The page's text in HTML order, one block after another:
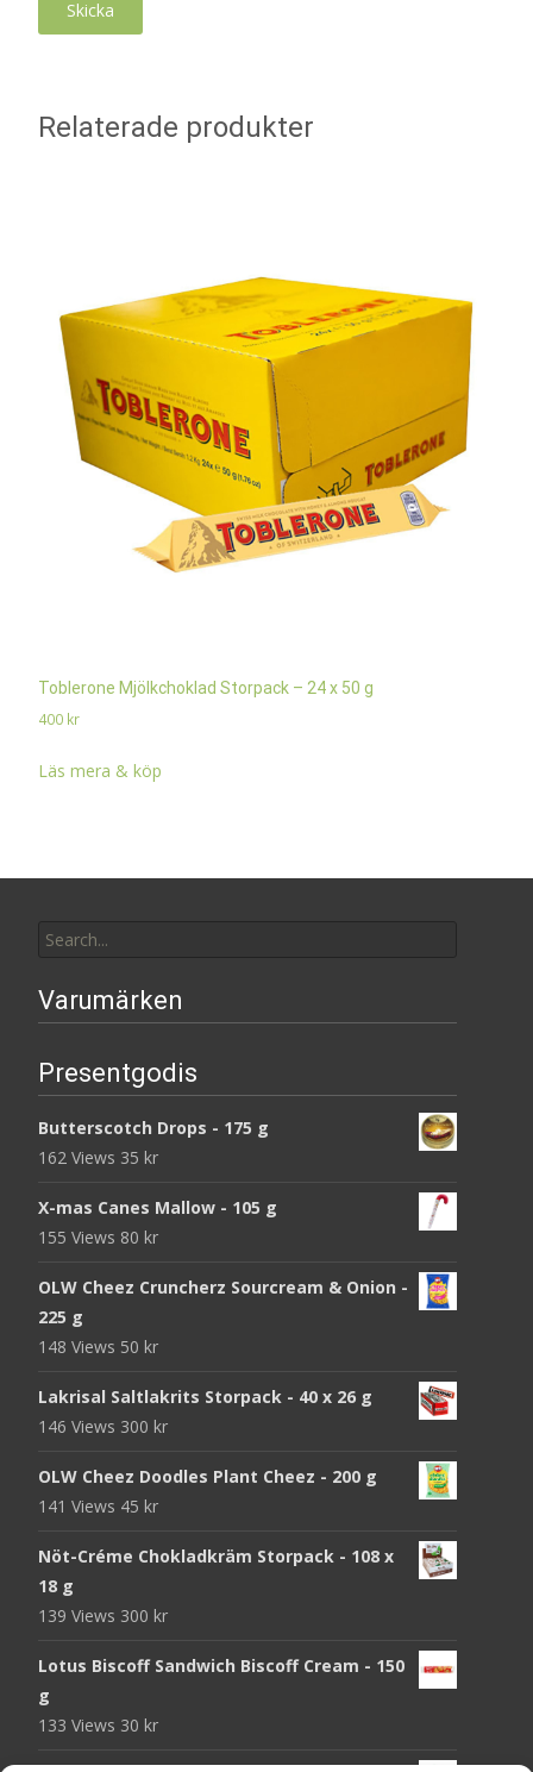
Relaterade produkter
Toblerone Mjölkchoklad Storpack – 24 x 50 g
400 kr
Läs mera & köp
for:
Varumärken
Presentgodis
Butterscotch Drops - 175 g
162 Views 35 kr
X-mas Canes Mallow - 105 g
155 Views 80 kr
OLW Cheez Cruncherz Sourcream & Onion -
225 g
148 Views 50 kr
Lakrisal Saltlakrits Storpack - 40 x 26 g
146 Views 300 kr
OLW Cheez Doodles Plant Cheez - 200 g
141 Views 45 kr
Nöt-Créme Chokladkräm Storpack - 108 x
18 g
139 Views 300 kr
Lotus Biscoff Sandwich Biscoff Cream - 150
g
133 Views 30 kr